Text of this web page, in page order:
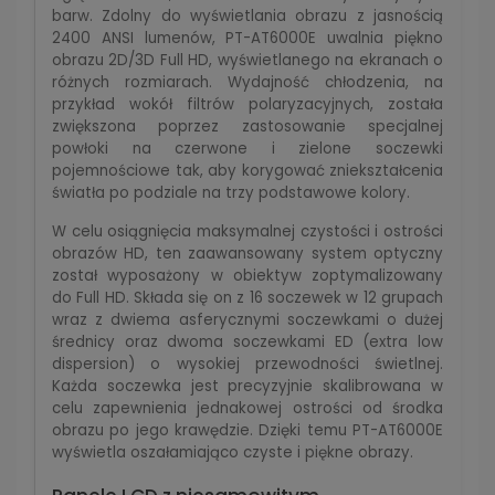
barw. Zdolny do wyświetlania obrazu z jasnością
2400 ANSI lumenów, PT-AT6000E uwalnia piękno
obrazu 2D/3D Full HD, wyświetlanego na ekranach o
różnych rozmiarach. Wydajność chłodzenia, na
przykład wokół filtrów polaryzacyjnych, została
zwiększona poprzez zastosowanie specjalnej
powłoki na czerwone i zielone soczewki
pojemnościowe tak, aby korygować zniekształcenia
światła po podziale na trzy podstawowe kolory.
W celu osiągnięcia maksymalnej czystości i ostrości
obrazów HD, ten zaawansowany system optyczny
został wyposażony w obiektyw zoptymalizowany
do Full HD. Składa się on z 16 soczewek w 12 grupach
wraz z dwiema asferycznymi soczewkami o dużej
średnicy oraz dwoma soczewkami ED (extra low
dispersion) o wysokiej przewodności świetlnej.
Każda soczewka jest precyzyjnie skalibrowana w
celu zapewnienia jednakowej ostrości od środka
obrazu po jego krawędzie. Dzięki temu PT-AT6000E
wyświetla oszałamiająco czyste i piękne obrazy.